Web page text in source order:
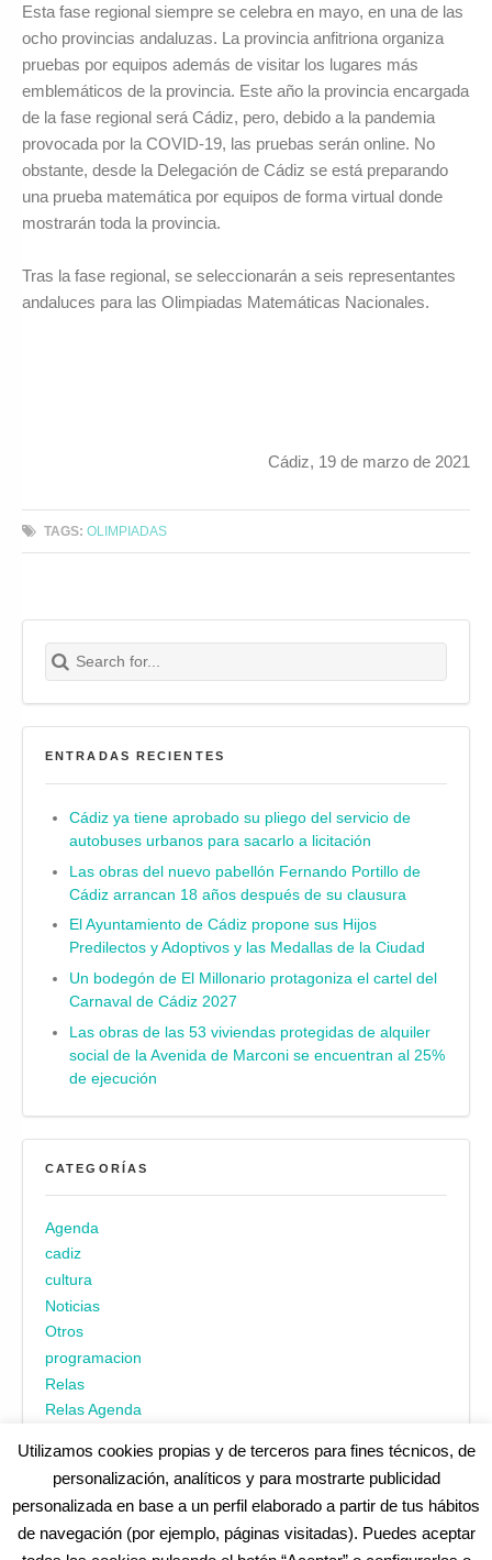
Esta fase regional siempre se celebra en mayo, en una de las
ocho provincias andaluzas. La provincia anfitriona organiza
pruebas por equipos además de visitar los lugares más
emblemáticos de la provincia. Este año la provincia encargada
de la fase regional será Cádiz, pero, debido a la pandemia
provocada por la COVID-19, las pruebas serán online. No
obstante, desde la Delegación de Cádiz se está preparando
una prueba matemática por equipos de forma virtual donde
mostrarán toda la provincia.
Tras la fase regional, se seleccionarán a seis representantes
andaluces para las Olimpiadas Matemáticas Nacionales.
Cádiz, 19 de marzo de 2021
TAGS: OLIMPIADAS
Search for:
Buscar
ENTRADAS RECIENTES
Cádiz ya tiene aprobado su pliego del servicio de
autobuses urbanos para sacarlo a licitación
Las obras del nuevo pabellón Fernando Portillo de
Cádiz arrancan 18 años después de su clausura
El Ayuntamiento de Cádiz propone sus Hijos
Predilectos y Adoptivos y las Medallas de la Ciudad
Un bodegón de El Millonario protagoniza el cartel del
Carnaval de Cádiz 2027
Las obras de las 53 viviendas protegidas de alquiler
social de la Avenida de Marconi se encuentran al 25%
de ejecución
CATEGORÍAS
Agenda
cadiz
cultura
Noticias
Otros
programacion
Relas
Relas Agenda
Utilizamos cookies propias y de terceros para fines técnicos, de
personalización, analíticos y para mostrarte publicidad
personalizada en base a un perfil elaborado a partir de tus hábitos
de navegación (por ejemplo, páginas visitadas). Puedes aceptar